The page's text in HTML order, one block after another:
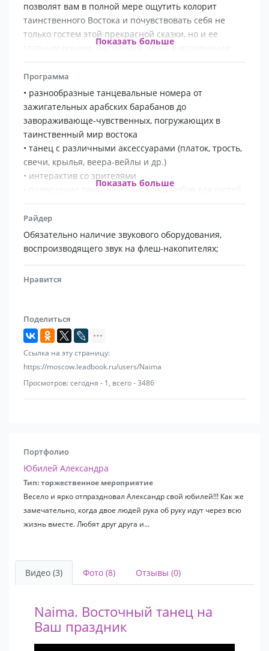
позволят вам в полной мере ощутить колорит
таинственного Востока и почувствовать себя не
только гостем этой прекрасной сказки, но и ее
главным героем. Восточный танец в исполнении
обворожительной Naima неизменно станет
украшением любого торжества!
Показать больше
Программа
• разнообразные танцевальные номера от
зажигательных арабских барабанов до
завораживающе-чувственных, погружающих в
таинственный мир востока
• танец с различными аксессуарами (платок, трость,
свечи, крылья, веера-вейлы и др.)
• интерактив со зрителями
• проведение танцевальных флеш-мобов для гостей
• гибкая система оплаты
• гарантия отличного настроения Ваших гостей!!!
Показать больше
Райдер
Обязательно наличие звукового оборудования,
воспроизводящего звук на флеш-накопителях;
Нравится
Поделиться
Ссылка на эту страницу:
https://moscow.leadbook.ru/users/Naima
Просмотров: сегодня - 1, всего - 3486
Портфолио
Юбилей Александра
Тип: торжественное мероприятие
Весело и ярко отпраздновал Александр свой юбилей!!! Как же
замечательно, когда двое людей рука об руку идут через всю
жизнь вместе. Любят друг друга и...
Видео (3) Фото (8) Отзывы (0)
Naima. Восточный танец на
Ваш праздник